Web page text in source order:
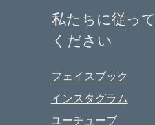
私たちに従って
ください
フェイスブック
インスタグラム
ユーチューブ